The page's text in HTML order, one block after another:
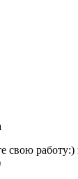
свою работу:)